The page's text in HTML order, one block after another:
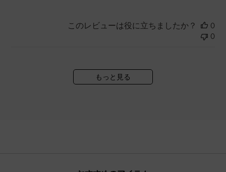
このレビューは役に立ちましたか？
0
0
もっと見る